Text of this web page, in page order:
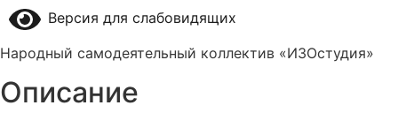
Версия для слабовидящих
Народный самодеятельный коллектив «ИЗОстудия»
Описание